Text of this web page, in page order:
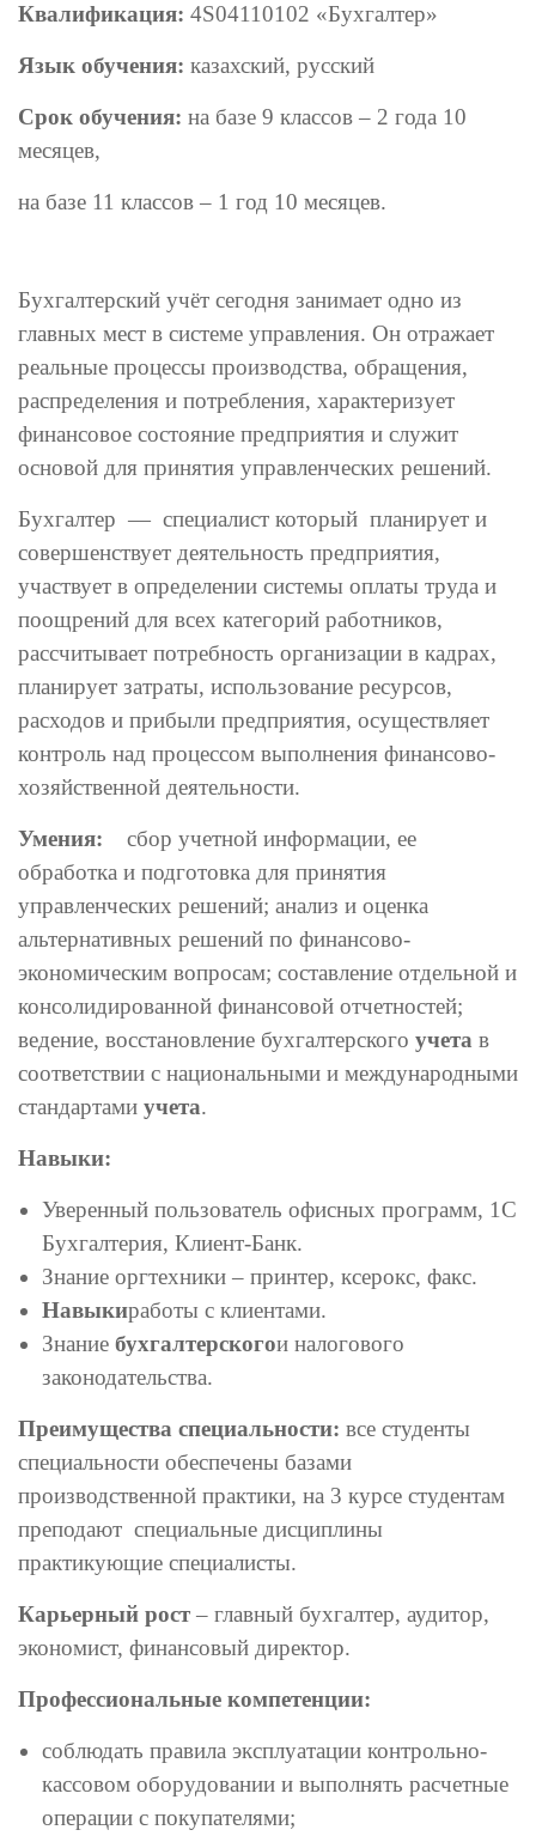
Квалификация: 4S04110102 «Бухгалтер»
Язык обучения: казахский, русский
Срок обучения: на базе 9 классов – 2 года 10
месяцев,
на базе 11 классов – 1 год 10 месяцев.
Бухгалтерский учёт сегодня занимает одно из
главных мест в системе управления. Он отражает
реальные процессы производства, обращения,
распределения и потребления, характеризует
финансовое состояние предприятия и служит
основой для принятия управленческих решений.
Бухгалтер — специалист который планирует и
совершенствует деятельность предприятия,
участвует в определении системы оплаты труда и
поощрений для всех категорий работников,
рассчитывает потребность организации в кадрах,
планирует затраты, использование ресурсов,
расходов и прибыли предприятия, осуществляет
контроль над процессом выполнения финансово-
хозяйственной деятельности.
Умения: сбор учетной информации, ее
обработка и подготовка для принятия
управленческих решений; анализ и оценка
альтернативных решений по финансово-
экономическим вопросам; составление отдельной и
консолидированной финансовой отчетностей;
ведение, восстановление бухгалтерского учета в
соответствии с национальными и международными
стандартами учета.
Навыки:
Уверенный пользователь офисных программ, 1С
Бухгалтерия, Клиент-Банк.
Знание оргтехники – принтер, ксерокс, факс.
Навыкиработы с клиентами.
Знание бухгалтерскогои налогового
законодательства.
Преимущества специальности: все студенты
специальности обеспечены базами
производственной практики, на 3 курсе студентам
преподают специальные дисциплины
практикующие специалисты.
Карьерный рост – главный бухгалтер, аудитор,
экономист, финансовый директор.
Профессиональные компетенции:
соблюдать правила эксплуатации контрольно-
кассовом оборудовании и выполнять расчетные
операции с покупателями;